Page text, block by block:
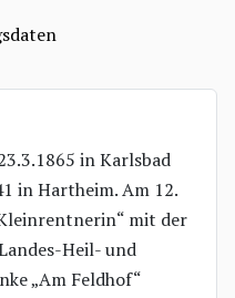
in Karlsbad
in Hartheim. Am 12.
mit der
Heil- und
„Am Feldhof“